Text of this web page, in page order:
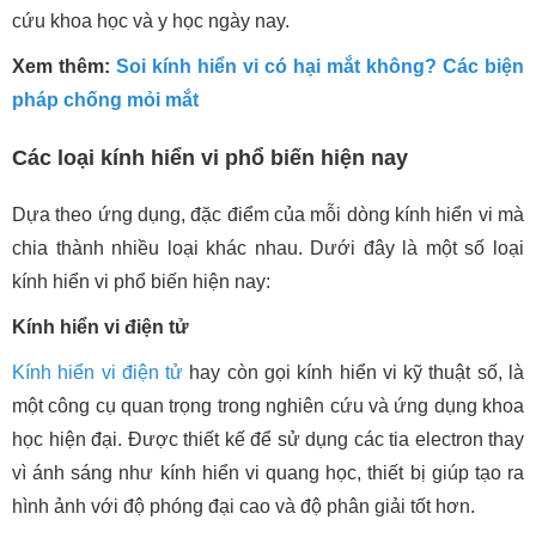
cứu khoa học và y học ngày nay.
Xem thêm: Soi kính hiển vi có hại mắt không? Các biện
pháp chống mỏi mắt
Các loại kính hiển vi phổ biến hiện nay
Dựa theo ứng dụng, đặc điểm của mỗi dòng kính hiển vi mà
chia thành nhiều loại khác nhau. Dưới đây là một số loại
kính hiển vi phổ biến hiện nay:
Kính hiển vi điện tử
Kính hiển vi điện tử hay còn gọi kính hiển vi kỹ thuật số, là
một công cụ quan trọng trong nghiên cứu và ứng dụng khoa
học hiện đại. Được thiết kế để sử dụng các tia electron thay
vì ánh sáng như kính hiển vi quang học, thiết bị giúp tạo ra
hình ảnh với độ phóng đại cao và độ phân giải tốt hơn.